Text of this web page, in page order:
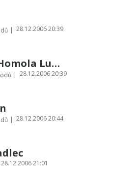
| 28.12.2006 20:39
Ľubomír Homola Lubo54
| 28.12.2006 20:39
| 28.12.2006 20:44
28.12.2006 21:01